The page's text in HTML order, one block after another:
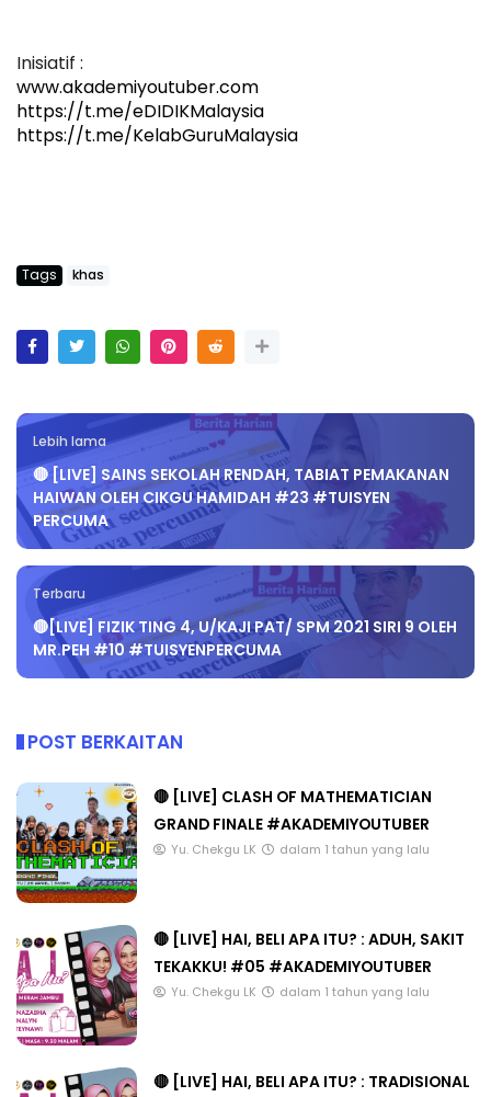
Inisiatif :
www.akademiyoutuber.com
https://t.me/eDIDIKMalaysia
https://t.me/KelabGuruMalaysia
Tags khas
Lebih lama
🔴 [LIVE] SAINS SEKOLAH RENDAH, TABIAT PEMAKANAN
HAIWAN OLEH CIKGU HAMIDAH #23 #TUISYEN
PERCUMA
Terbaru
🔴[LIVE] FIZIK TING 4, U/KAJI PAT/ SPM 2021 SIRI 9 OLEH
MR.PEH #10 #TUISYENPERCUMA
POST BERKAITAN
🔴 [LIVE] CLASH OF MATHEMATICIAN
GRAND FINALE #AKADEMIYOUTUBER
Yu. Chekgu LK dalam 1 tahun yang lalu
🔴 [LIVE] HAI, BELI APA ITU? : ADUH, SAKIT
TEKAKKU! #05 #AKADEMIYOUTUBER
Yu. Chekgu LK dalam 1 tahun yang lalu
🔴 [LIVE] HAI, BELI APA ITU? : TRADISIONAL